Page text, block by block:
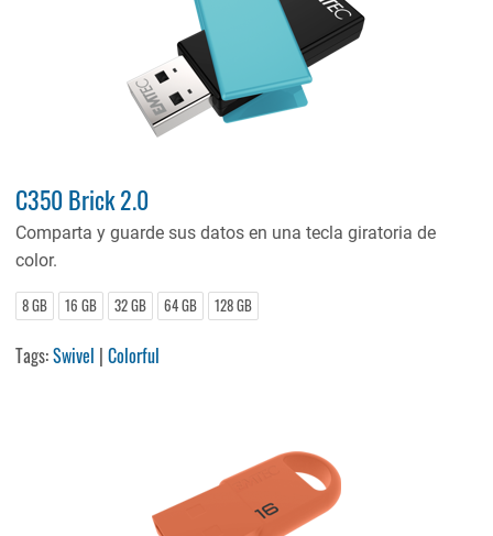
C350 Brick 2.0
Comparta y guarde sus datos en una tecla giratoria de
color.
8 GB 16 GB 32 GB 64 GB 128 GB
Tags:Swivel |Colorful